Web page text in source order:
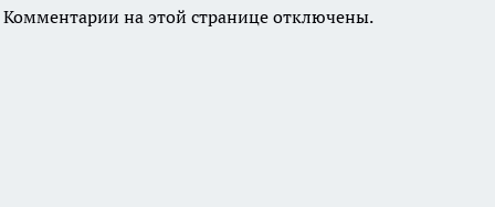
Комментарии на этой странице отключены.